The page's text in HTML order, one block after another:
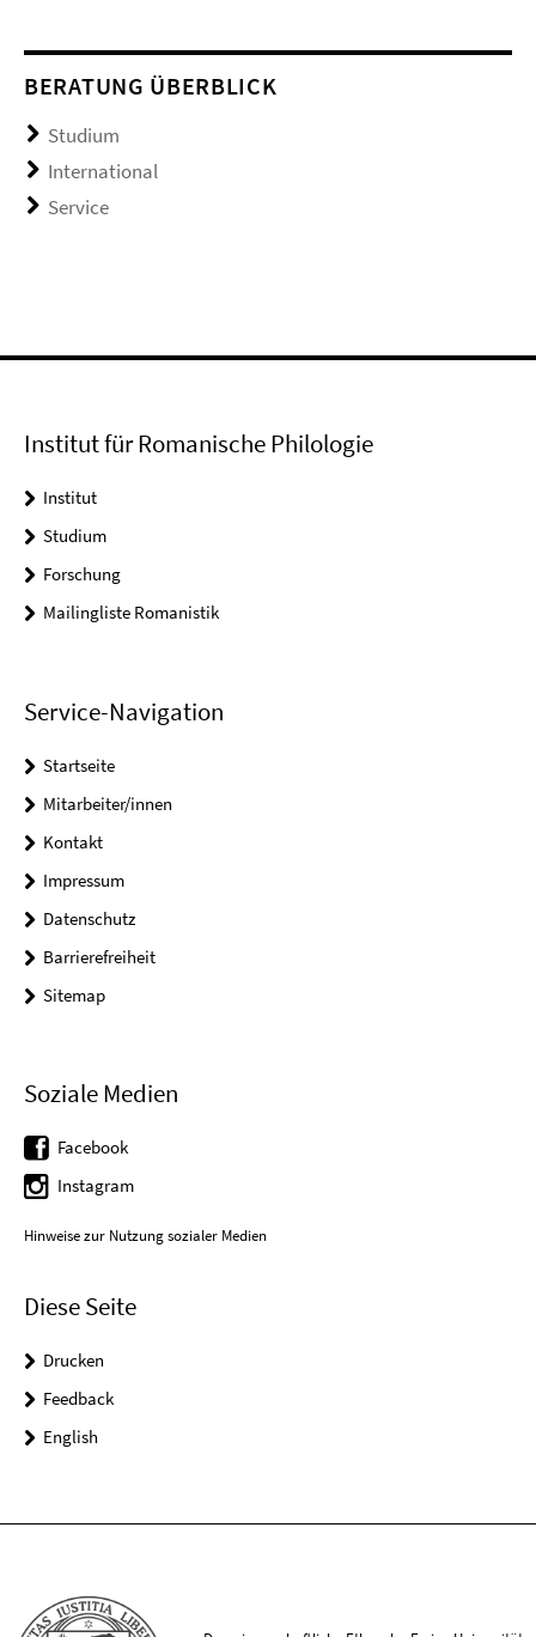
BERATUNG ÜBERBLICK
Studium
International
Service
Institut für Romanische Philologie
Institut
Studium
Forschung
Mailingliste Romanistik
Service-Navigation
Startseite
Mitarbeiter/innen
Kontakt
Impressum
Datenschutz
Barrierefreiheit
Sitemap
Soziale Medien
Facebook
Instagram
Hinweise zur Nutzung sozialer Medien
Diese Seite
Drucken
Feedback
English